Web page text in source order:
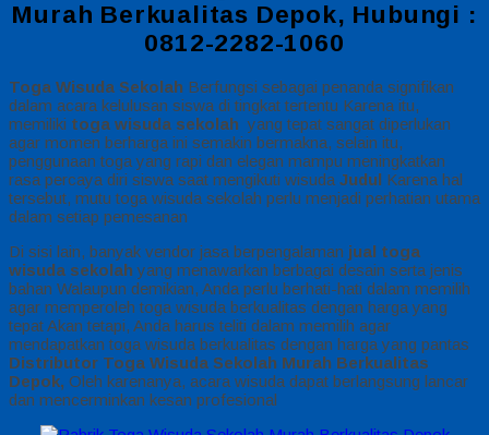
Murah Berkualitas Depok, Hubungi :
0812-2282-1060
Toga Wisuda Sekolah Berfungsi sebagai penanda signifikan
dalam acara kelulusan siswa di tingkat tertentu Karena itu,
memiliki toga wisuda sekolah yang tepat sangat diperlukan
agar momen berharga ini semakin bermakna, selain itu,
penggunaan toga yang rapi dan elegan mampu meningkatkan
rasa percaya diri siswa saat mengikuti wisuda Judul Karena hal
tersebut, mutu toga wisuda sekolah perlu menjadi perhatian utama
dalam setiap pemesanan
Di sisi lain, banyak vendor jasa berpengalaman jual toga
wisuda sekolahyang menawarkan berbagai desain serta jenis
bahan Walaupun demikian, Anda perlu berhati-hati dalam memilih
agar memperoleh toga wisuda berkualitas dengan harga yang
tepat Akan tetapi, Anda harus teliti dalam memilih agar
mendapatkan toga wisuda berkualitas dengan harga yang pantas
Distributor Toga Wisuda Sekolah Murah Berkualitas
Depok, Oleh karenanya, acara wisuda dapat berlangsung lancar
dan mencerminkan kesan profesional